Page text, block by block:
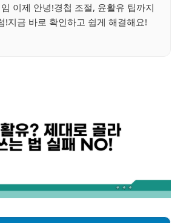
이제 안녕!경첩 조절, 윤활유 팁까지
!지금 바로 확인하고 쉽게 해결해요!